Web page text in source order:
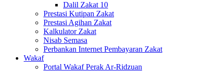
Dalil Zakat 10
Prestasi Kutipan Zakat
Prestasi Agihan Zakat
Kalkulator Zakat
Nisab Semasa
Perbankan Internet Pembayaran Zakat
Wakaf
Portal Wakaf Perak Ar-Ridzuan